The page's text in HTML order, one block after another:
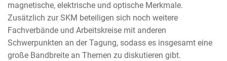
magnetische, elektrische und optische Merkmale.
Zusätzlich zur SKM beteiligen sich noch weitere
Fachverbände und Arbeitskreise mit anderen
Schwerpunkten an der Tagung, sodass es insgesamt eine
große Bandbreite an Themen zu diskutieren gibt.